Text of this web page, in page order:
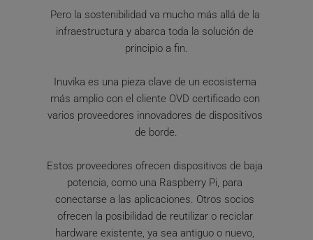
Pero la sostenibilidad va mucho más allá de la
infraestructura y abarca toda la solución de
principio a fin.
Inuvika es una pieza clave de un ecosistema
más amplio con el cliente OVD certificado con
varios proveedores innovadores de dispositivos
de borde.
Estos proveedores ofrecen dispositivos de baja
potencia, como una Raspberry Pi, para
conectarse a las aplicaciones. Otros socios
ofrecen la posibilidad de reutilizar o reciclar
hardware existente, ya sea antiguo o nuevo,